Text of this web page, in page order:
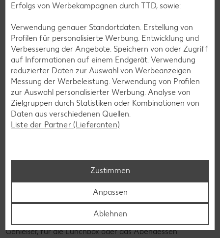
Rezepte entdecken
Laktosefreie Rezepte
Laktoseintoleranz muss dich kulinarisch nicht ausbremsen,
denn es geht auch ohne. Unsere laktosefreien Rezepte
Genießer, für die Lunchbox oder das Abendessen.
Erfolgs von Werbekampagnen durch TTD, sowie:
Verwendung genauer Standortdaten. Erstellung von
Profilen für personalisierte Werbung. Entwicklung und
Verbesserung der Angebote. Speichern von oder Zugriff
auf Informationen auf einem Endgerät. Verwendung
reduzierter Daten zur Auswahl von Werbeanzeigen.
Messung der Werbeleistung. Verwendung von Profilen
zur Auswahl personalisierter Werbung. Analyse von
Zielgruppen durch Statistiken oder Kombinationen von
Daten aus verschiedenen Quellen.
Liste der Partner (Lieferanten)
Zustimmen
Anpassen
Ablehnen